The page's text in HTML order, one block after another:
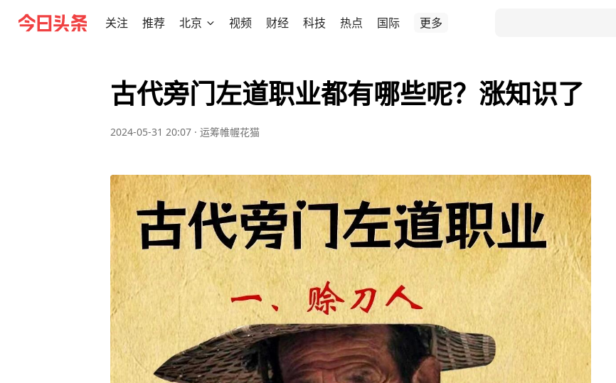
关注 推荐 北京 视频 财经 科技 热点 国际 更多
古代旁门左道职业都有哪些呢？涨知识了
2024-05-31 20:07 · 运筹帷幄花猫